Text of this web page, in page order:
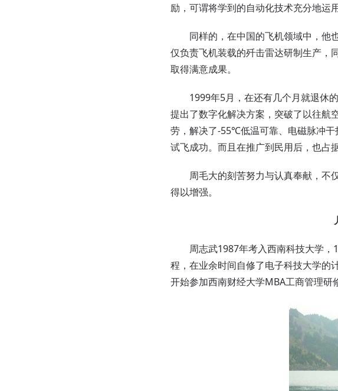
励，可谓将学到的自动化技术充分地运
同样的，在中国的飞机领域中，他也
仅负责飞机装载的歼击雷达研制生产，
取得满意成果。
1999年5月，在还有几个月就退休的
提出了数字化解决方案，突破了以往航
劳，解决了-55℃低温可靠、电磁脉冲
试飞成功。而且在推广到民用后，也占
周毛大的刻苦努力与认真奉献，不仅
得以增强。
周志武1987年考入西南科技大学，
程，在业余时间自修了电子科技大学的
开始参加西南财经大学MBA工商管理研